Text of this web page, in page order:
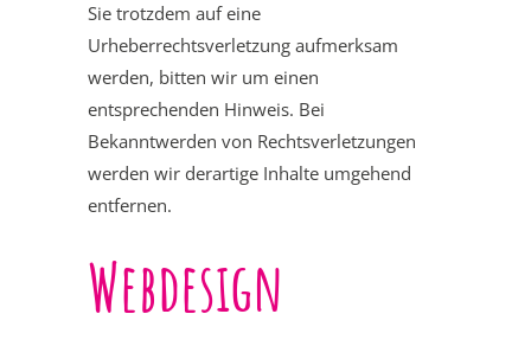
Sie trotzdem auf eine
Urheberrechtsverletzung aufmerksam
werden, bitten wir um einen
entsprechenden Hinweis. Bei
Bekanntwerden von Rechtsverletzungen
werden wir derartige Inhalte umgehend
entfernen.
Webdesign